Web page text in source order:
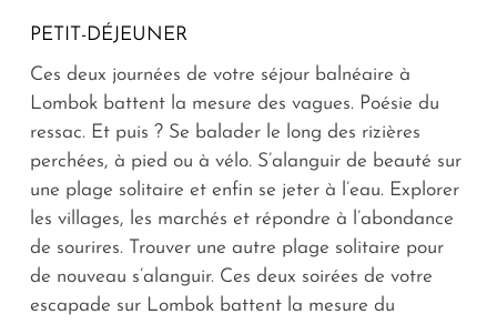
PETIT-DÉJEUNER
Ces deux journées de votre séjour balnéaire à
Lombok battent la mesure des vagues. Poésie du
ressac. Et puis ? Se balader le long des rizières
perchées, à pied ou à vélo. S’alanguir de beauté sur
une plage solitaire et enfin se jeter à l’eau. Explorer
les villages, les marchés et répondre à l’abondance
de sourires. Trouver une autre plage solitaire pour
de nouveau s’alanguir. Ces deux soirées de votre
escapade sur Lombok battent la mesure du